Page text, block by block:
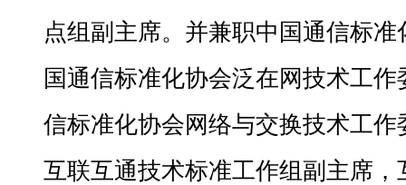
点组副主席。并兼职中国通信标
国通信标准化协会泛在网技术工
信标准化协会网络与交换技术工
互联互通技术标准工作组副主席